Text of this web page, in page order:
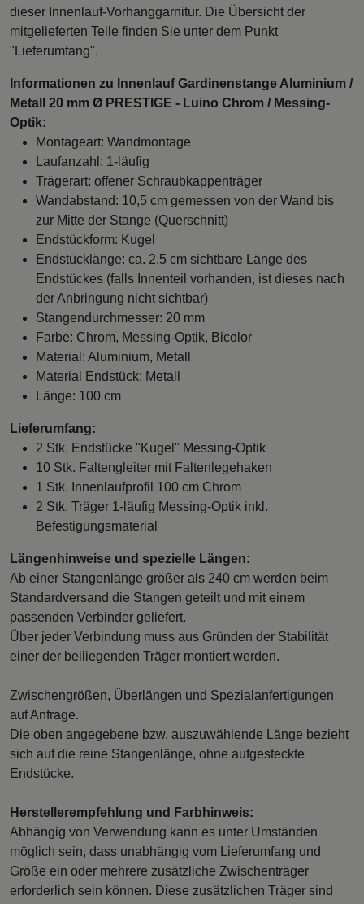
dieser Innenlauf-Vorhanggarnitur. Die Übersicht der
mitgelieferten Teile finden Sie unter dem Punkt
"Lieferumfang".
Informationen zu Innenlauf Gardinenstange Aluminium /
Metall 20 mm Ø PRESTIGE - Luino Chrom / Messing-
Optik:
Montageart: Wandmontage
Laufanzahl: 1-läufig
Trägerart: offener Schraubkappenträger
Wandabstand: 10,5 cm gemessen von der Wand bis
zur Mitte der Stange (Querschnitt)
Endstückform: Kugel
Endstücklänge: ca. 2,5 cm sichtbare Länge des
Endstückes (falls Innenteil vorhanden, ist dieses nach
der Anbringung nicht sichtbar)
Stangendurchmesser: 20 mm
Farbe: Chrom, Messing-Optik, Bicolor
Material: Aluminium, Metall
Material Endstück: Metall
Länge: 100 cm
Lieferumfang:
2 Stk. Endstücke "Kugel" Messing-Optik
10 Stk. Faltengleiter mit Faltenlegehaken
1 Stk. Innenlaufprofil 100 cm Chrom
2 Stk. Träger 1-läufig Messing-Optik inkl.
Befestigungsmaterial
Längenhinweise und spezielle Längen:
Ab einer Stangenlänge größer als 240 cm werden beim
Standardversand die Stangen geteilt und mit einem
passenden Verbinder geliefert.
Über jeder Verbindung muss aus Gründen der Stabilität
einer der beiliegenden Träger montiert werden.
Zwischengrößen, Überlängen und Spezialanfertigungen
auf Anfrage.
Die oben angegebene bzw. auszuwählende Länge bezieht
sich auf die reine Stangenlänge, ohne aufgesteckte
Endstücke.
Herstellerempfehlung und Farbhinweis:
Abhängig von Verwendung kann es unter Umständen
möglich sein, dass unabhängig vom Lieferumfang und
Größe ein oder mehrere zusätzliche Zwischenträger
erforderlich sein können. Diese zusätzlichen Träger sind